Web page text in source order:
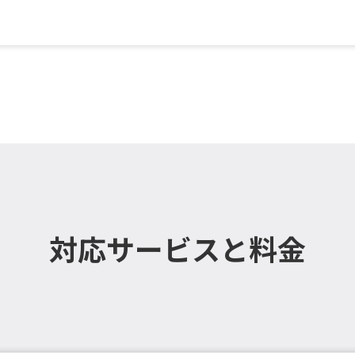
対応サービスと料金